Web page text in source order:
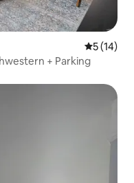
Средна
5 (14)
+ Parking